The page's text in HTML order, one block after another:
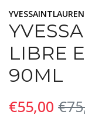
LIBRE
90ML
€55,00